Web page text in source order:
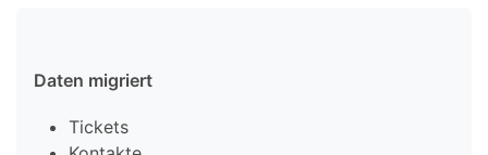
Daten migriert
Tickets